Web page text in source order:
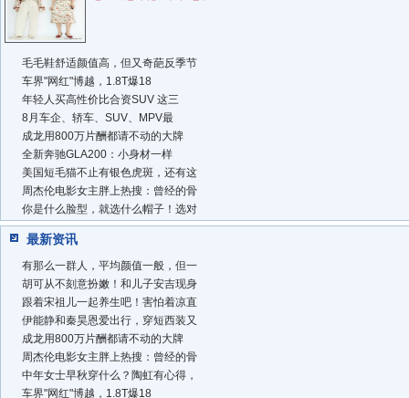
毛毛鞋舒适颜值高，但又奇葩反季节
车界"网红"博越，1.8T爆18
年轻人买高性价比合资SUV 这三
8月车企、轿车、SUV、MPV最
成龙用800万片酬都请不动的大牌
全新奔驰GLA200：小身材一样
美国短毛猫不止有银色虎斑，还有这
周杰伦电影女主胖上热搜：曾经的骨
你是什么脸型，就选什么帽子！选对
最新资讯
有那么一群人，平均颜值一般，但一
胡可从不刻意扮嫩！和儿子安吉现身
跟着宋祖儿一起养生吧！害怕着凉直
伊能静和秦昊恩爱出行，穿短西装又
成龙用800万片酬都请不动的大牌
周杰伦电影女主胖上热搜：曾经的骨
中年女士早秋穿什么？陶虹有心得，
车界"网红"博越，1.8T爆18